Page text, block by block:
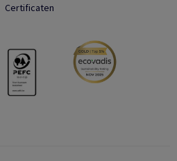
Certificaten